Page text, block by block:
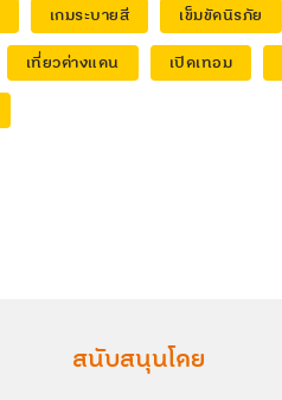
เกมระบายสี เข็มขัดนิรภัย
เที่ยวต่างแดน เปิดเทอม
สนับสนุนโดย